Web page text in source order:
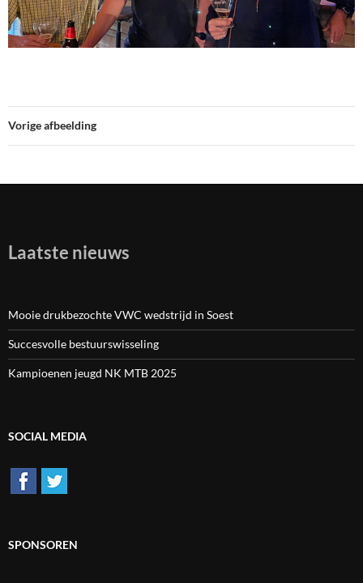
Vorige afbeelding
Laatste nieuws
Mooie drukbezochte VWC wedstrijd in Soest
Succesvolle bestuurswisseling
Kampioenen jeugd NK MTB 2025
SOCIAL MEDIA
SPONSOREN